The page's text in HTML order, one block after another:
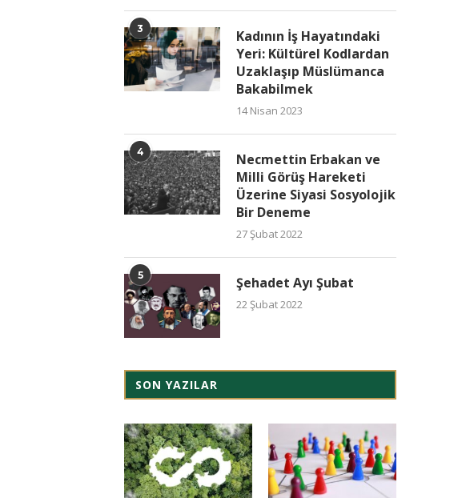
3
Kadının İş Hayatındaki
Yeri: Kültürel Kodlardan
Uzaklaşıp Müslümanca
Bakabilmek
14 Nisan 2023
4
Necmettin Erbakan ve
Milli Görüş Hareketi
Üzerine Siyasi Sosyolojik
Bir Deneme
27 Şubat 2022
5 Şehadet Ayı Şubat
22 Şubat 2022
SON YAZILAR